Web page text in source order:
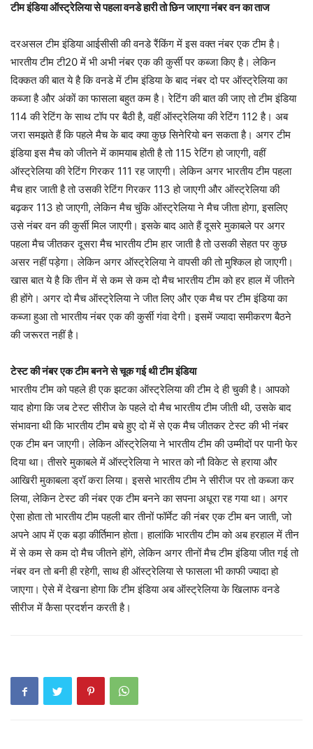
टीम इंडिया ऑस्ट्रेलिया से पहला वनडे हारी तो छिन जाएगा नंबर वन का ताज
दरअसल टीम इंडिया आईसीसी की वनडे रैंकिंग में इस वक्त नंबर एक टीम है।
भारतीय टीम टी20 में भी अभी नंबर एक की कुर्सी पर कब्जा किए है। लेकिन
दिक्कत की बात ये है कि वनडे में टीम इंडिया के बाद नंबर दो पर ऑस्ट्रेलिया का
कब्जा है और अंकों का फासला बहुत कम है। रेटिंग की बात की जाए तो टीम इंडिया
114 की रेटिंग के साथ टॉप पर बैठी है, वहीं ऑस्ट्रेलिया की रेटिंग 112 है। अब
जरा समझते हैं कि पहले मैच के बाद क्या कुछ सिनेरियो बन सकता है। अगर टीम
इंडिया इस मैच को जीतने में कामयाब होती है तो 115 रेटिंग हो जाएगी, वहीं
ऑस्ट्रेलिया की रेटिंग गिरकर 111 रह जाएगी। लेकिन अगर भारतीय टीम पहला
मैच हार जाती है तो उसकी रेटिंग गिरकर 113 हो जाएगी और ऑस्ट्रेलिया की
बढ़कर 113 हो जाएगी, लेकिन मैच चुंकि ऑस्ट्रेलिया ने मैच जीता होगा, इसलिए
उसे नंबर वन की कुर्सी मिल जाएगी। इसके बाद आते हैं दूसरे मुकाबले पर अगर
पहला मैच जीतकर दूसरा मैच भारतीय टीम हार जाती है तो उसकी सेहत पर कुछ
असर नहीं पड़ेगा। लेकिन अगर ऑस्ट्रेलिया ने वापसी की तो मुश्किल हो जाएगी।
खास बात ये है कि तीन में से कम से कम दो मैच भारतीय टीम को हर हाल में जीतने
ही होंगे। अगर दो मैच ऑस्ट्रेलिया ने जीत लिए और एक मैच पर टीम इंडिया का
कब्जा हुआ तो भारतीय नंबर एक की कुर्सी गंवा देगी। इसमें ज्यादा समीकरण बैठने
की जरूरत नहीं है।
टेस्ट की नंबर एक टीम बनने से चूक गई थी टीम इंडिया
भारतीय टीम को पहले ही एक झटका ऑस्ट्रेलिया की टीम दे ही चुकी है। आपको
याद होगा कि जब टेस्ट सीरीज के पहले दो मैच भारतीय टीम जीती थी, उसके बाद
संभावना थी कि भारतीय टीम बचे हुए दो में से एक मैच जीतकर टेस्ट की भी नंबर
एक टीम बन जाएगी। लेकिन ऑस्ट्रेलिया ने भारतीय टीम की उम्मीदों पर पानी फेर
दिया था। तीसरे मुकाबले में ऑस्ट्रेलिया ने भारत को नौ विकेट से हराया और
आखिरी मुकाबला ड्रॉ करा लिया। इससे भारतीय टीम ने सीरीज पर तो कब्जा कर
लिया, लेकिन टेस्ट की नंबर एक टीम बनने का सपना अधूरा रह गया था। अगर
ऐसा होता तो भारतीय टीम पहली बार तीनों फॉर्मेट की नंबर एक टीम बन जाती, जो
अपने आप में एक बड़ा कीर्तिमान होता। हालांकि भारतीय टीम को अब हरहाल में तीन
में से कम से कम दो मैच जीतने होंगे, लेकिन अगर तीनों मैच टीम इंडिया जीत गई तो
नंबर वन तो बनी ही रहेगी, साथ ही ऑस्ट्रेलिया से फासला भी काफी ज्यादा हो
जाएगा। ऐसे में देखना होगा कि टीम इंडिया अब ऑस्ट्रेलिया के खिलाफ वनडे
सीरीज में कैसा प्रदर्शन करती है।